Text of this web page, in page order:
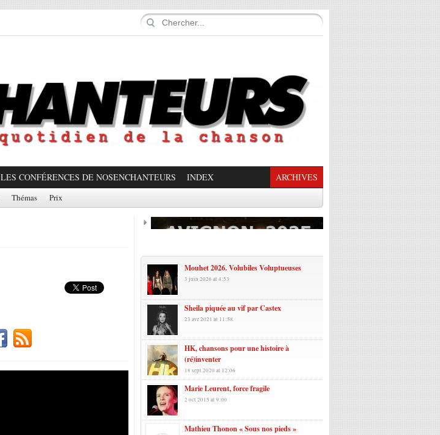
LES CONFÉRENCES DE NOSENCHANTEURS INDEX ARCHIVES
Thémas Prix
Mouhet 2026. Volubiles Voluptueuses
3 juin 2026 at 4:53
Sheila piquée au vif par Castex
23 avr 2021 at 11:58
HK, chansons pour une histoire à
(ré)inventer
18 sept 2020 at 12:06
Marie Leurent, force fragile
2 oct 2015 at 9:00
Mathieu Thonon « Sous nos pieds »